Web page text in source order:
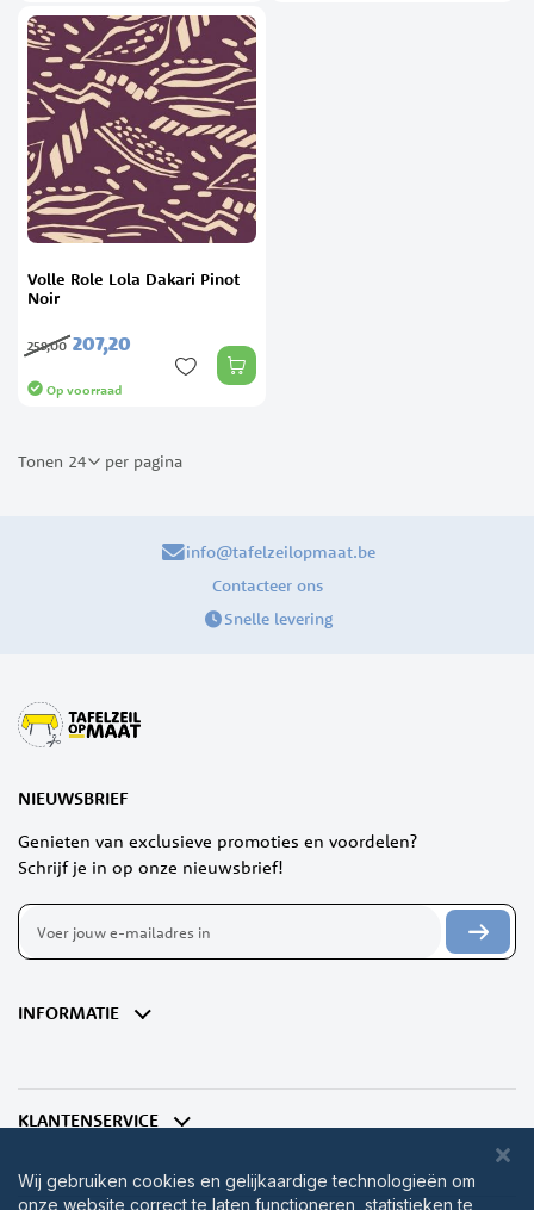
Volle Role Lola Dakari Pinot
Noir
207,20
259,00
Op voorraad
Tonen per pagina
info@tafelzeilopmaat.be
Contacteer ons
Snelle levering
NIEUWSBRIEF
Genieten van exclusieve promoties en voordelen?
Schrijf je in op onze nieuwsbrief!
Abonneer
op
nieuwsbrief
INFORMATIE
KLANTENSERVICE
Wij gebruiken cookies en gelijkaardige technologieën om
onze website correct te laten functioneren, statistieken te